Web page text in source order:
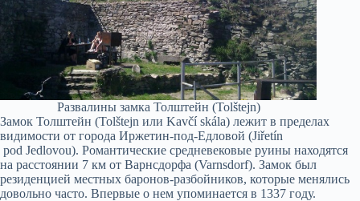
Развалины замка Толштейн (Tolštejn)
Замок Толштейн (Tolštejn или Kavčí skála) лежит в пределах
видимости от города Иржетин-под-Едловой (Jiřetín
pod Jedlovou). Романтические средневековые руины находятся
на расстоянии 7 км от Варнсдорфа (Varnsdorf). Замок был
резиденцией местных баронов-разбойников, которые менялись
довольно часто. Впервые о нем упоминается в 1337 году.